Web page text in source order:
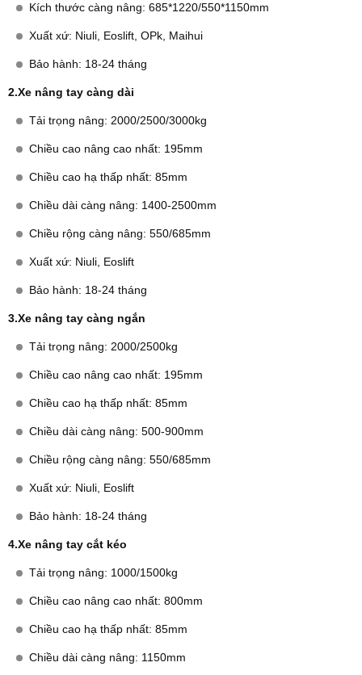
Kích thước càng nâng: 685*1220/550*1150mm
Xuất xứ: Niuli, Eoslift, OPk, Maihui
Bảo hành: 18-24 tháng
2.Xe nâng tay càng dài
Tải trọng nâng: 2000/2500/3000kg
Chiều cao nâng cao nhất: 195mm
Chiều cao hạ thấp nhất: 85mm
Chiều dài càng nâng: 1400-2500mm
Chiều rộng càng nâng: 550/685mm
Xuất xứ: Niuli, Eoslift
Bảo hành: 18-24 tháng
3.Xe nâng tay càng ngắn
Tải trọng nâng: 2000/2500kg
Chiều cao nâng cao nhất: 195mm
Chiều cao hạ thấp nhất: 85mm
Chiều dài càng nâng: 500-900mm
Chiều rộng càng nâng: 550/685mm
Xuất xứ: Niuli, Eoslift
Bảo hành: 18-24 tháng
4.Xe nâng tay cắt kéo
Tải trọng nâng: 1000/1500kg
Chiều cao nâng cao nhất: 800mm
Chiều cao hạ thấp nhất: 85mm
Chiều dài càng nâng: 1150mm